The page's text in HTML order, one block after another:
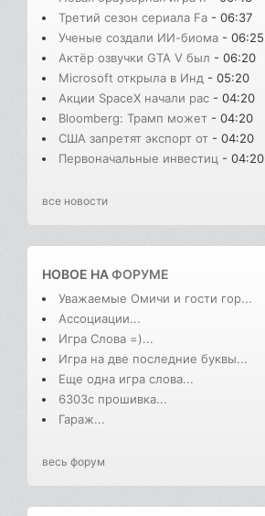
Третий сезон сериала Fa - 06:37
Ученые создали ИИ-биома - 06:25
Актёр озвучки GTA V был - 06:20
Microsoft открыла в Инд - 05:20
Акции SpaceX начали рас - 04:20
Bloomberg: Трамп может - 04:20
США запретят экспорт от - 04:20
Первоначальные инвестиц - 04:20
все новости
НОВОЕ НАФОРУМЕ
Уважаемые Омичи и гости гор...
Ассоциации...
Игра Слова =)...
Игра на две последние буквы...
Еще одна игра слова...
6303с прошивка...
Гараж...
весь форум